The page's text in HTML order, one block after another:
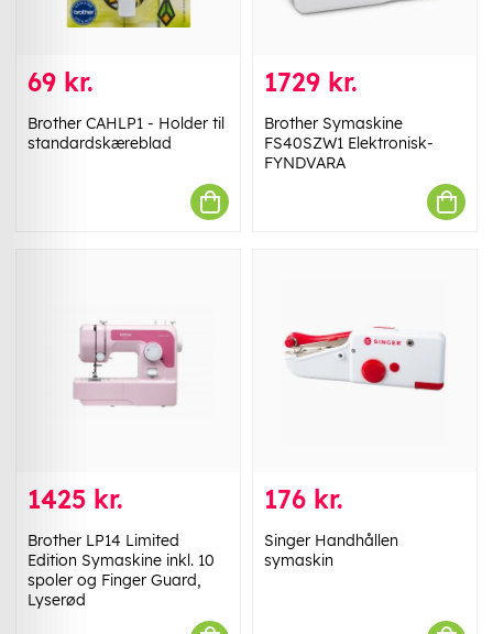
69 kr.
Brother CAHLP1 - Holder til
standardskæreblad
1729 kr.
Brother Symaskine
FS40SZW1 Elektronisk-
FYNDVARA
1425 kr.
Brother LP14 Limited
Edition Symaskine inkl. 10
spoler og Finger Guard,
Lyserød
176 kr.
Singer Handhållen
symaskin